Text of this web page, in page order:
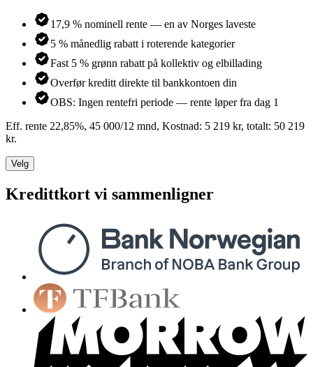
17,9 % nominell rente — en av Norges laveste
5 % månedlig rabatt i roterende kategorier
Fast 5 % grønn rabatt på kollektiv og elbillading
Overfør kreditt direkte til bankkontoen din
OBS: Ingen rentefri periode — rente løper fra dag 1
Eff. rente 22,85%, 45 000/12 mnd, Kostnad: 5 219 kr, totalt: 50 219
kr.
Velg
Kredittkort vi sammenligner